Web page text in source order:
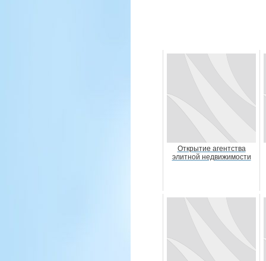
Открытие агентства
элитной недвижимости